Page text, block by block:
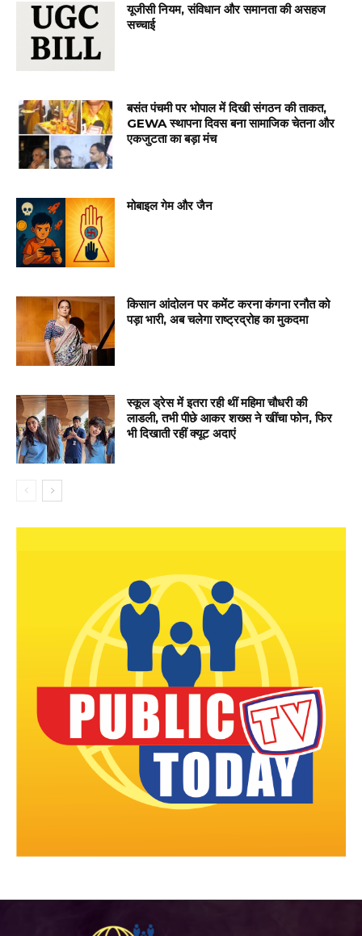
यूजीसी नियम, संविधान और समानता की असहज
सच्चाई
बसंत पंचमी पर भोपाल में दिखी संगठन की ताकत,
GEWA स्थापना दिवस बना सामाजिक चेतना और
एकजुटता का बड़ा मंच
मोबाइल गेम और जैन
किसान आंदोलन पर कमेंट करना कंगना रनौत को
पड़ा भारी, अब चलेगा राष्ट्रद्रोह का मुकदमा
स्कूल ड्रेस में इतरा रही थीं महिमा चौधरी की
लाडली, तभी पीछे आकर शख्स ने खींचा फोन, फिर
भी दिखाती रहीं क्यूट अदाएं